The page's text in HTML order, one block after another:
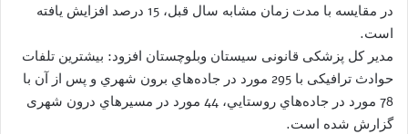
در مقايسه با مدت زمان مشابه سال قبل، 15 درصد افزایش يافته
است.
مدیر کل پزشکی قانونی سیستان وبلوچستان افزود: بيشترين تلفات
حوادث ترافیکی با 295 مورد در جاده‌هاي برون‌ شهري و پس از آن با
78 مورد در جاده‌هاي ‌روستايي، 44 مورد در مسيرهاي درون شهری
گزارش شده است.